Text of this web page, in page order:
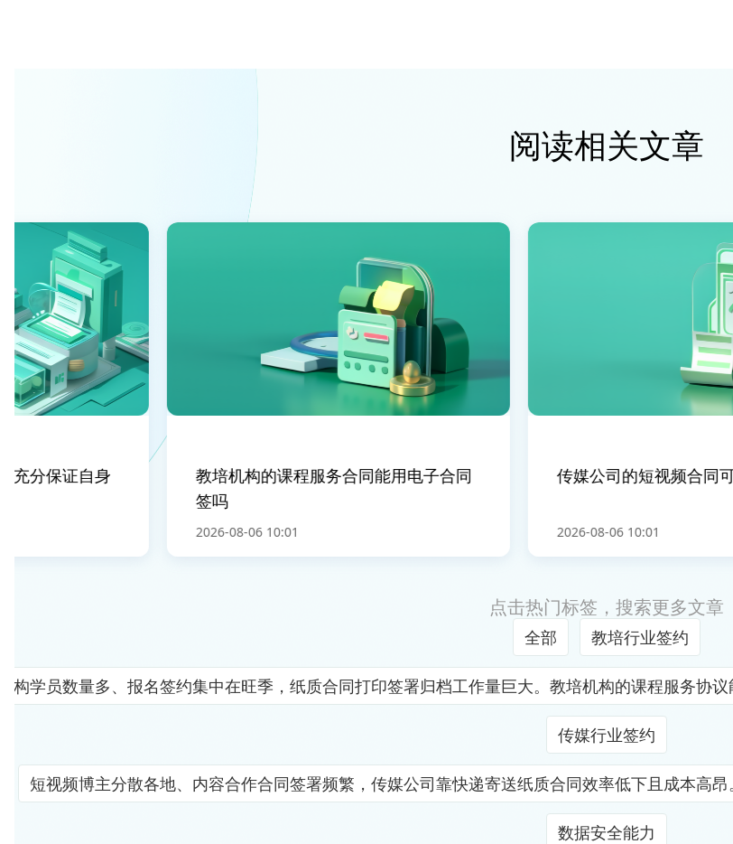
阅读相关文章
分保证自身
教培机构的课程服务合同能用电子合同
签吗
2026-08-06 10:01
传媒公司的短视频合同可
2026-08-06 10:01
点击热门标签，搜索更多文章
全部 教培行业签约
构学员数量多、报名签约集中在旺季，纸质合同打印签署归档工作量巨大。教培机构的课程服务协
传媒行业签约
短视频博主分散各地、内容合作合同签署频繁，传媒公司靠快递寄送纸质合同效率低下且成本高
数据安全能力